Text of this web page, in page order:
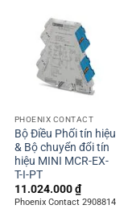
PHOENIX CONTACT
Bộ Điều Phối tín hiệu
& Bộ chuyển đổi tín
hiệu MINI MCR-EX-
T-I-PT
11.024.000₫
Phoenix Contact 2908814